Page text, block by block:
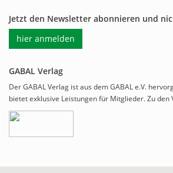
Jetzt den Newsletter abonnieren und
hier anmelden
GABAL Verlag
Der GABAL Verlag ist aus dem GABAL e.V.
bietet exklusive Leistungen für Mitglieder. Zu den